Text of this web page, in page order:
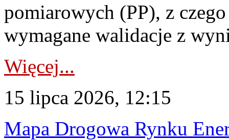
pomiarowych (PP), z
wymagane walidacje z
Więcej...
15 lipca 2026, 12:15
Mapa Drogowa Rynku